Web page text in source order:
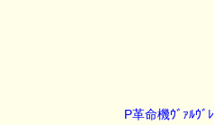
P革命機ｳﾞｧﾙｳﾞ